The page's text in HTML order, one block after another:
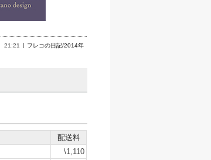
21:21 フレコの日記/2014年
配送料
\1,110